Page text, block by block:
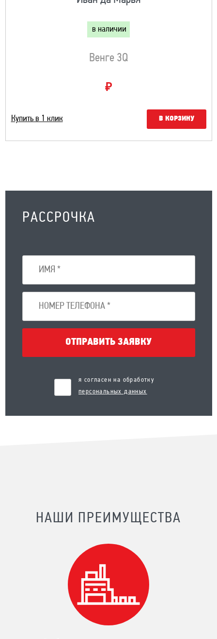
в наличии
Венге 3Q
₽
Купить в 1 клик В КОРЗИНУ
РАССРОЧКА
ОТПРАВИТЬ ЗАЯВКУ
я согласен на обработку
персональных данных
НАШИ ПРЕИМУЩЕСТВА